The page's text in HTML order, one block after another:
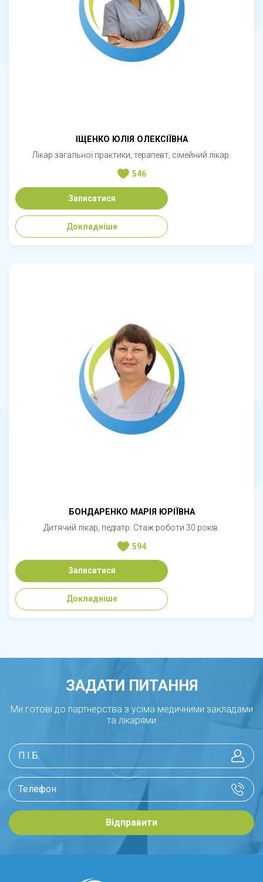
ІЩЕНКО ЮЛІЯ ОЛЕКСІЇВНА
Лікар загальної практики, терапевт, сімейний лікар.
546
Записатися
Докладніше
БОНДАРЕНКО МАРІЯ ЮРІЇВНА
Дитячий лікар, педіатр. Стаж роботи 30 років.
594
Записатися
Докладніше
ЗАДАТИ ПИТАННЯ
Ми готові до партнерства з усіма медичними закладами
та лікарями
Відправити